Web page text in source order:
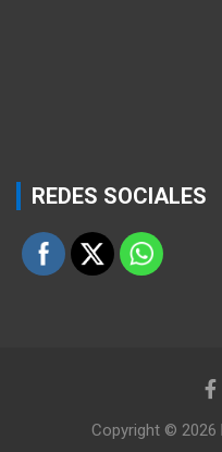
REDES SOCIALES
Copyright © 2026